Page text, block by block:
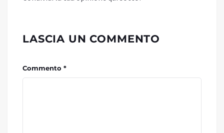
LASCIA UN COMMENTO
Commento *